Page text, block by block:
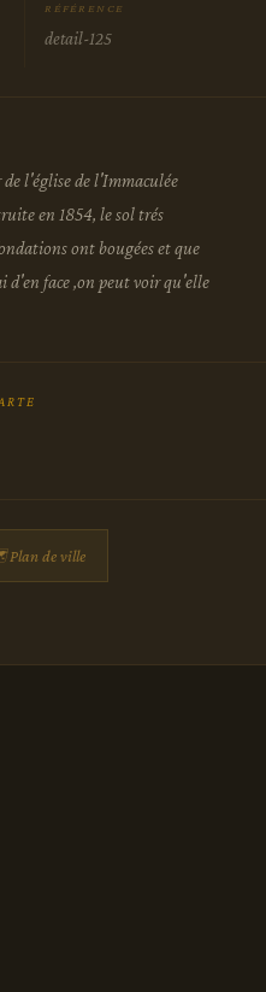
RÉFÉRENCE
detail-125
l'église de l'Immaculée
en 1854, le sol trés
ont bougées et que
d'en face ,on peut voir qu'elle
de ville